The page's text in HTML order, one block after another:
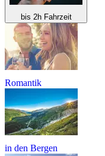
bis 2h Fahrzeit
Romantik
in den Bergen